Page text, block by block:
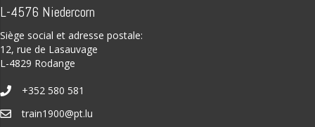
L-4576 Niedercorn
Siège social et adresse postale:
12, rue de Lasauvage
L-4829 Rodange
+352 580 581
train1900@pt.lu